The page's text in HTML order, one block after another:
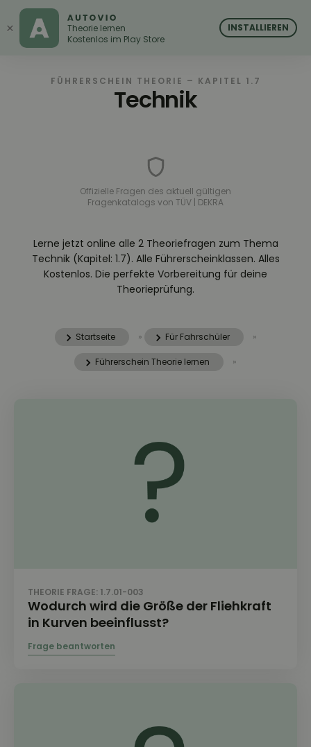
AUTOVIO
FÜHRERSCHEIN THEORIE – KAPITEL 1.7
Technik
Offizielle Fragen des aktuell gültigen
Fragenkatalogs von TÜV | DEKRA
Lerne jetzt online alle 2 Theoriefragen zum Thema
Technik (Kapitel: 1.7). Alle Führerscheinklassen. Alles
Kostenlos. Die perfekte Vorbereitung für deine
Theorieprüfung.
Startseite » Für Fahrschüler »
Führerschein Theorie lernen »
THEORIE FRAGE: 1.7.01-003
Wodurch wird die Größe der Fliehkraft
in Kurven beeinflusst?
× AUTOVIO
Theorie lernen
Kostenlos im Play Store
INSTALLIEREN